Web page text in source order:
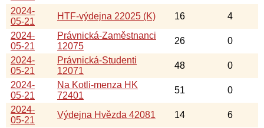
2024-
05-21
HTF-výdejna 22025 (K) 16
4
2024-
05-21
Právnická-Zaměstnanci
12075
26
0
2024-
05-21
Právnická-Studenti
12071
48
0
2024-
05-21
Na Kotli-menza HK
72401
51
0
2024-
05-21
Výdejna Hvězda 42081 14
6